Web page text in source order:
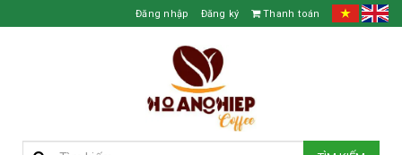
Đăng nhập Đăng ký Thanh toán